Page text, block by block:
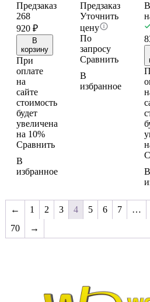
Предзаказ
268
920 ₽
В
корзину
При
оплате
на
сайте
стоимость
будет
увеличена
на 10%
Сравнить
В
избранное
Предзаказ
Уточнить
цену
По
запросу
Сравнить
В
избранное
В
В
← 1 2 3 4 5 6 7 …
70
→